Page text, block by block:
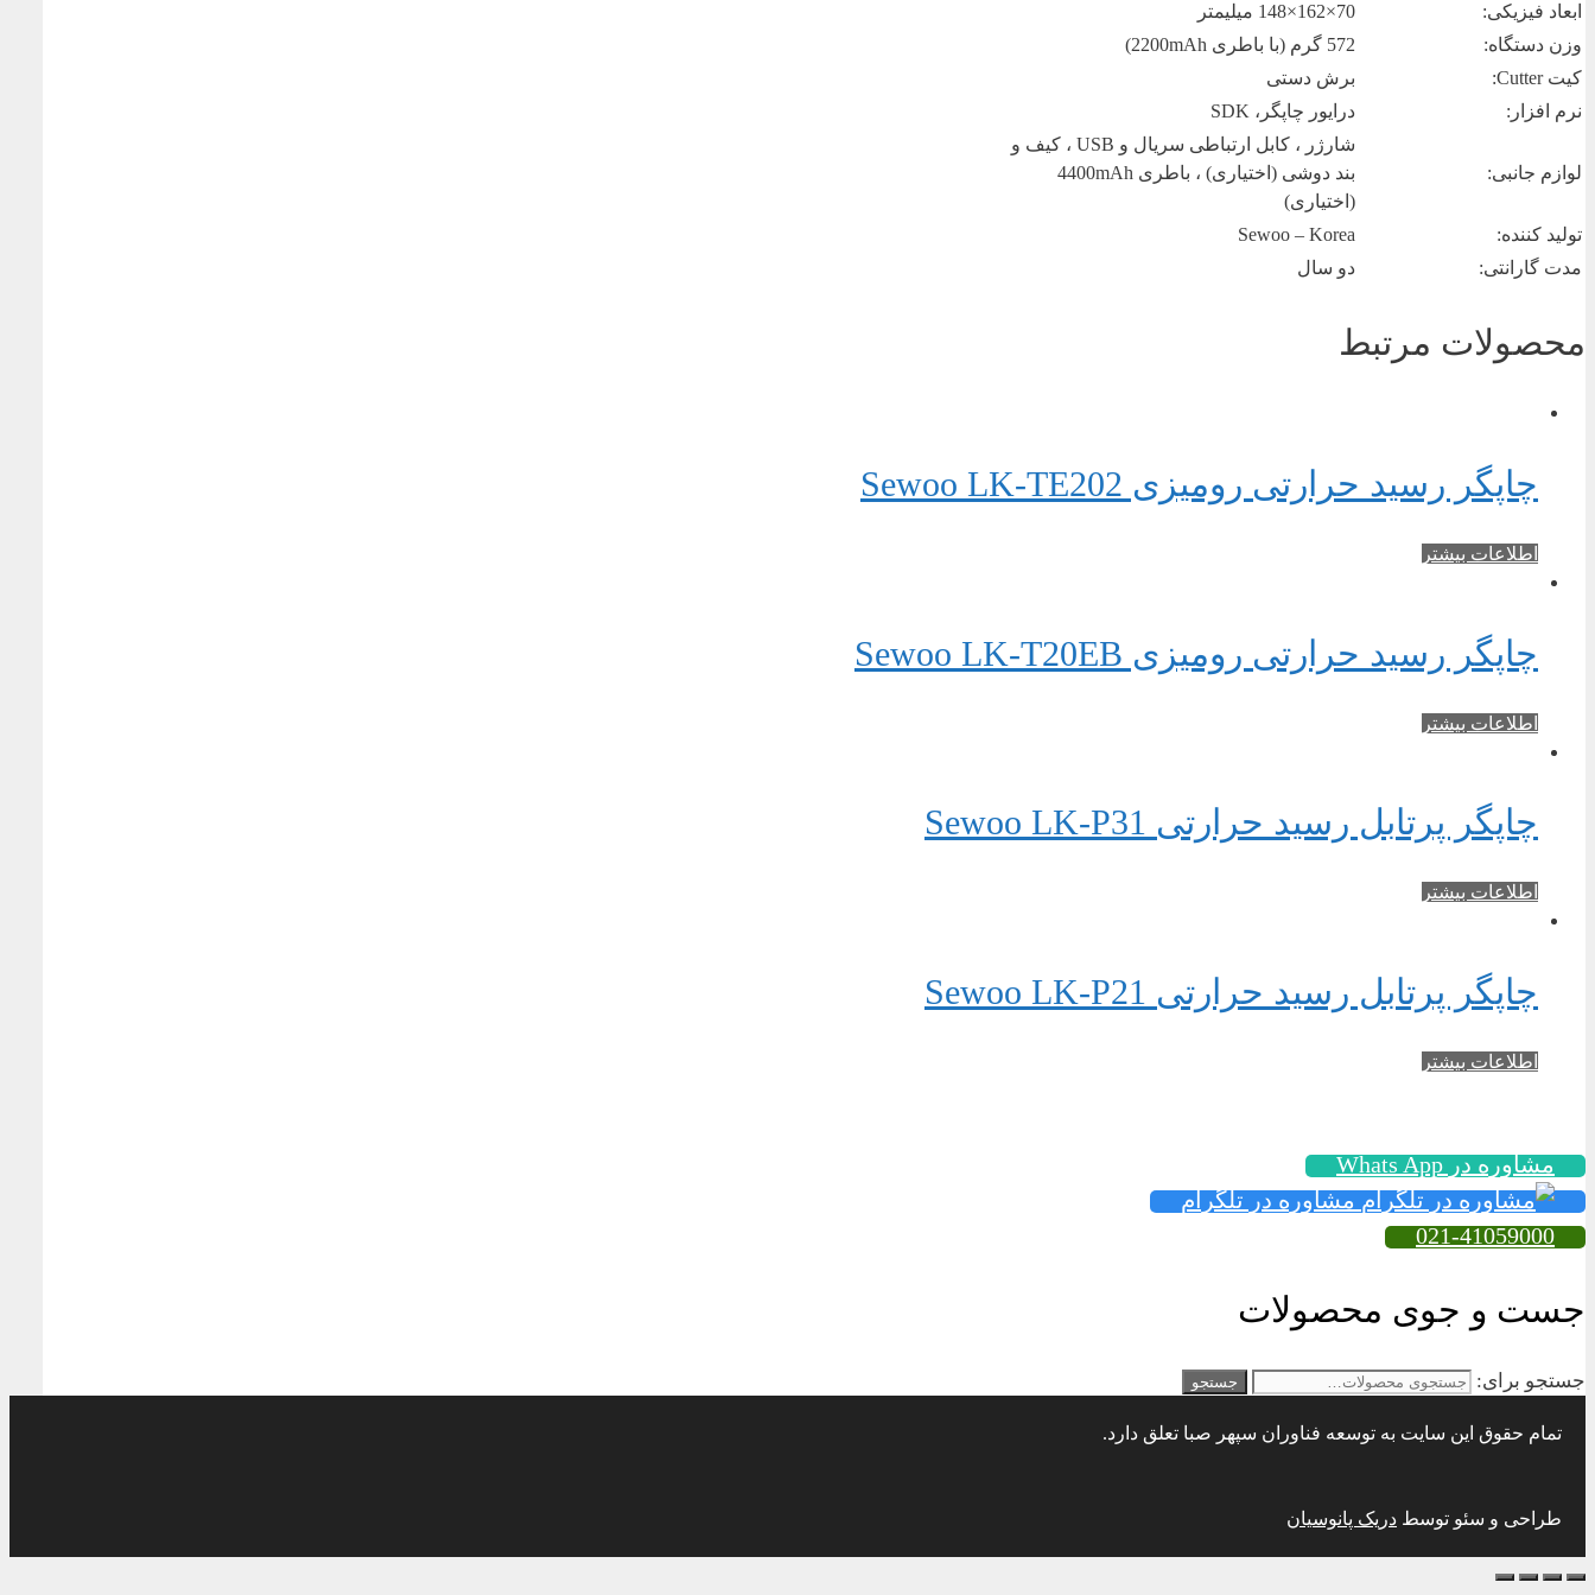
ابعاد فیزیکی:
70×162×148 میلیمتر
وزن دستگاه:
572 گرم (با باطری 2200mAh)
کیت Cutter:
برش دستی
نرم افزار:
درایور چاپگر، SDK
لوازم جانبی:
شارژر ، کابل ارتباطی سریال و USB ، کیف و
بند دوشی (اختیاری) ، باطری 4400mAh
(اختیاری)
تولید کننده:
Sewoo – Korea
مدت گارانتی:
دو سال
محصولات مرتبط
چاپگر رسید حرارتی رومیزی Sewoo LK-TE202
اطلاعات بیشتر
چاپگر رسید حرارتی رومیزی Sewoo LK-T20EB
اطلاعات بیشتر
چاپگر پرتابل رسید حرارتی Sewoo LK-P31
اطلاعات بیشتر
چاپگر پرتابل رسید حرارتی Sewoo LK-P21
اطلاعات بیشتر
مشاوره در Whats App
مشاوره در تلگرام
021-41059000
جست و جوی محصولات
جستجو برای: جستجو
تمام حقوق این سایت به توسعه فناوران سپهر صبا تعلق دارد.
طراحی و سئو توسط دریک پانوسیان